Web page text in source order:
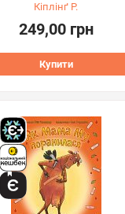
Кіплінґ Р.
249,00 грн
Купити